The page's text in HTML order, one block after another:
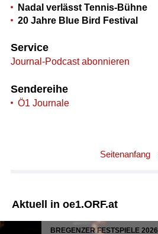
Nadal verlässt Tennis-Bühne
20 Jahre Blue Bird Festival
Service
Journal-Podcast abonnieren
Sendereihe
Ö1 Journale
Seitenanfang
Aktuell in oe1.ORF.at
BREGENZER FESTSPIELE 2026